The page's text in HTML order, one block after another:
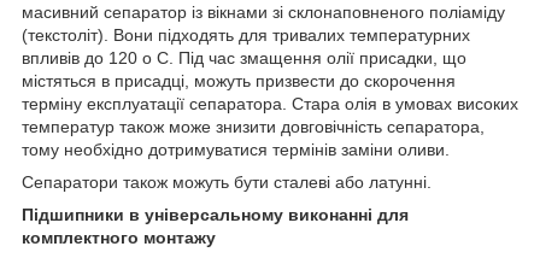
масивний сепаратор із вікнами зі склонаповненого поліаміду
(текстоліт). Вони підходять для тривалих температурних
впливів до 120 о С. Під час змащення олії присадки, що
містяться в присадці, можуть призвести до скорочення
терміну експлуатації сепаратора. Стара олія в умовах високих
температур також може знизити довговічність сепаратора,
тому необхідно дотримуватися термінів заміни оливи.
Сепаратори також можуть бути сталеві або латунні.
Підшипники в універсальному виконанні для
комплектного монтажу